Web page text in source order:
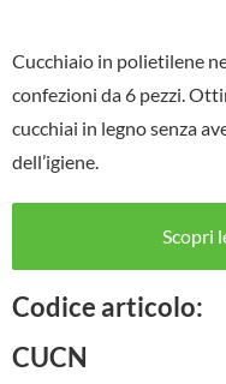
Cucchiaio in polietilene
confezioni da 6 pezzi.
cucchiai in legno senza
dell’igiene.
Scopri
Codice articolo:
CUCN